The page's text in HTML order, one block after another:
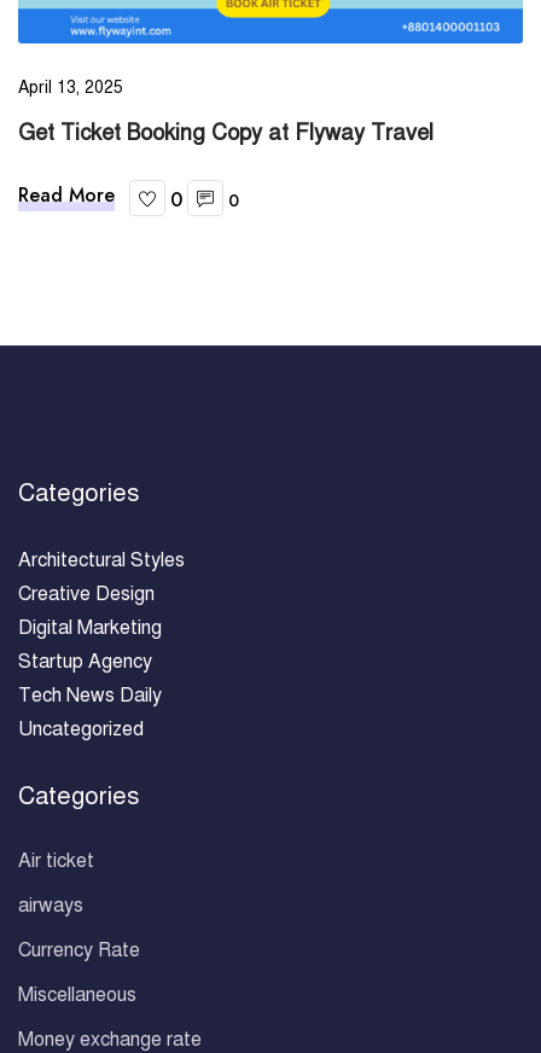
April 13, 2025
Get Ticket Booking Copy at Flyway Travel
Read More 0 0
Categories
Architectural Styles
Creative Design
Digital Marketing
Startup Agency
Tech News Daily
Uncategorized
Categories
Air ticket
airways
Currency Rate
Miscellaneous
Money exchange rate